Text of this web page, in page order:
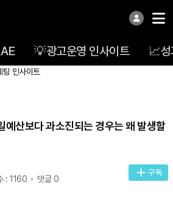
💡광고운영 인사이트 📈성
팅 인사이트
예산보다 과소진되는 경우는 왜 발생할
: 1160 댓글 0
구독